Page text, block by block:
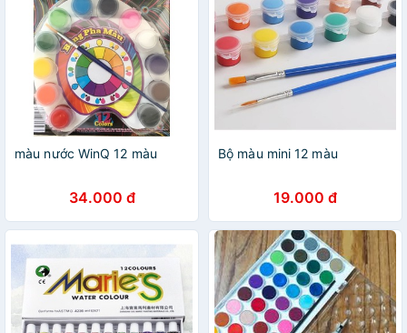
màu nước WinQ 12 màu
34.000 đ
Bộ màu mini 12 màu
19.000 đ